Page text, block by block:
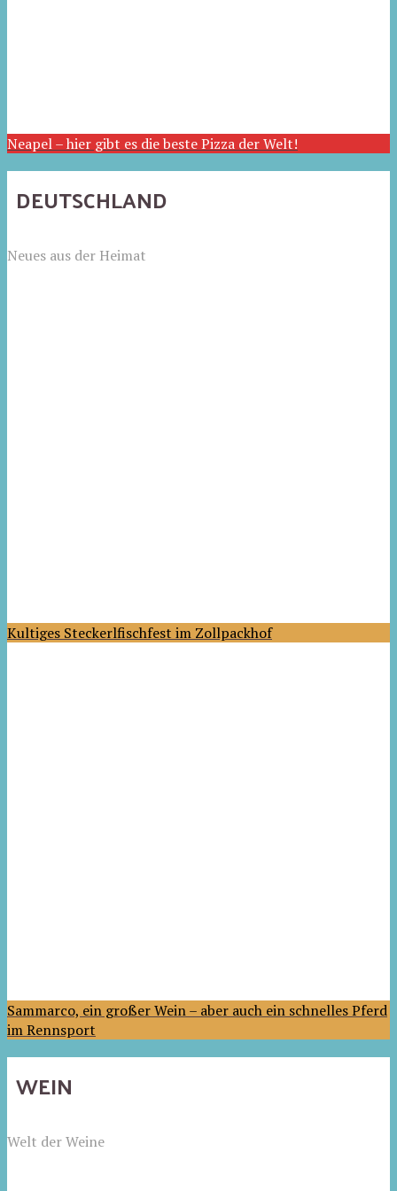
Neapel – hier gibt es die beste Pizza der Welt!
DEUTSCHLAND
Neues aus der Heimat
Kultiges Steckerlfischfest im Zollpackhof
Sammarco, ein großer Wein – aber auch ein schnelles Pferd
im Rennsport
WEIN
Welt der Weine